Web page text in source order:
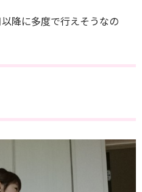
降に多度で行えそうなの